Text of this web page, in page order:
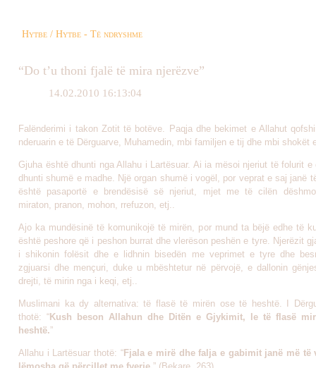
Hytbe / Hytbe - Të ndryshme
“Do t’u thoni fjalë të mira njerëzve”
14.02.2010 16:13:04
Falënderimi i takon Zotit të botëve. Paqja dhe bekimet e Allahut
nderuarin e të Dërguarve, Muhamedin, mbi familjen e tij dhe mbi shokët
Gjuha është dhunti nga Allahu i Lartësuar. Ai ia mësoi njeriut të folurit e
dhunti shumë e madhe. Një organ shumë i vogël, por veprat e saj janë
është pasaportë e brendësisë së njeriut, mjet me të cilën
miraton, pranon, mohon, rrefuzon, etj..
Ajo ka mundësinë të komunikojë të mirën, por mund ta bëjë edhe të
është peshore që i peshon burrat dhe vlerëson peshën e tyre. Njerëzit
i shikonin folësit dhe e lidhnin bisedën me veprimet e tyre dhe
zgjuarsi dhe mençuri, duke u mbështetur në përvojë, e dallonin
drejti, të mirin nga i keqi, etj..
Muslimani ka dy alternativa: të flasë të mirën ose të heshtë. I
thotë: “ Kush beson Allahun dhe Ditën e Gjykimit, le të flasë
heshtë.”
Allahu i Lartësuar thotë: “Fjala e mirë dhe falja e gabimit janë më të